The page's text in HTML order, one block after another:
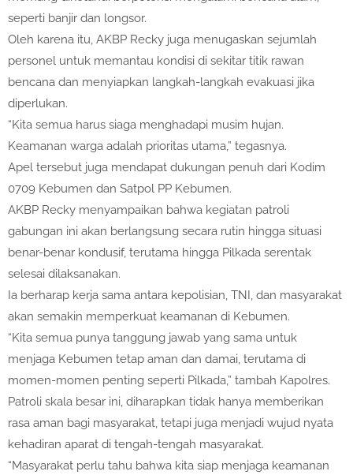
seperti banjir dan longsor.
Oleh karena itu, AKBP Recky juga menugaskan sejumlah
personel untuk memantau kondisi di sekitar titik rawan
bencana dan menyiapkan langkah-langkah evakuasi jika
diperlukan.
“Kita semua harus siaga menghadapi musim hujan.
Keamanan warga adalah prioritas utama,” tegasnya.
Apel tersebut juga mendapat dukungan penuh dari Kodim
0709 Kebumen dan Satpol PP Kebumen.
AKBP Recky menyampaikan bahwa kegiatan patroli
gabungan ini akan berlangsung secara rutin hingga situasi
benar-benar kondusif, terutama hingga Pilkada serentak
selesai dilaksanakan.
Ia berharap kerja sama antara kepolisian, TNI, dan masyarakat
akan semakin memperkuat keamanan di Kebumen.
“Kita semua punya tanggung jawab yang sama untuk
menjaga Kebumen tetap aman dan damai, terutama di
momen-momen penting seperti Pilkada,” tambah Kapolres.
Patroli skala besar ini, diharapkan tidak hanya memberikan
rasa aman bagi masyarakat, tetapi juga menjadi wujud nyata
kehadiran aparat di tengah-tengah masyarakat.
“Masyarakat perlu tahu bahwa kita siap menjaga keamanan